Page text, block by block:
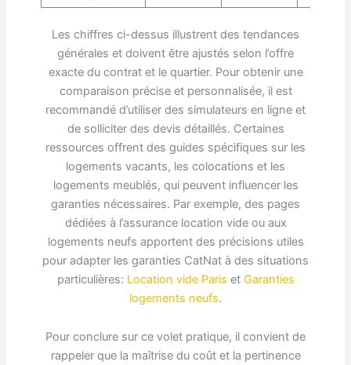
Les chiffres ci-dessus illustrent des tendances
générales et doivent être ajustés selon l’offre
exacte du contrat et le quartier. Pour obtenir une
comparaison précise et personnalisée, il est
recommandé d’utiliser des simulateurs en ligne et
de solliciter des devis détaillés. Certaines
ressources offrent des guides spécifiques sur les
logements vacants, les colocations et les
logements meublés, qui peuvent influencer les
garanties nécessaires. Par exemple, des pages
dédiées à l’assurance location vide ou aux
logements neufs apportent des précisions utiles
pour adapter les garanties CatNat à des situations
particulières: Location vide Paris et Garanties
logements neufs.
Pour conclure sur ce volet pratique, il convient de
rappeler que la maîtrise du coût et la pertinence